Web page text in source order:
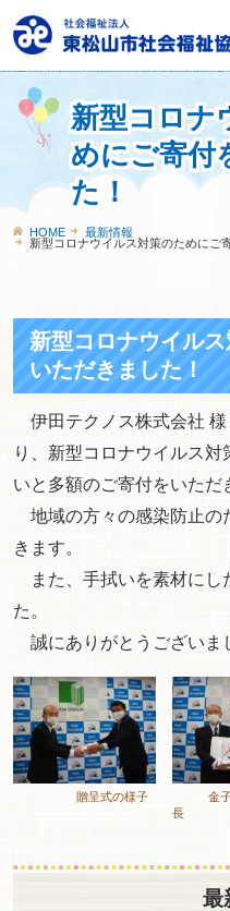
新型コロナ
めにご寄付
た！
HOME
最新情報
新型コロナウイルス対策のためにご
新型コロナウイル
いただきました！
伊田テクノス株式会社 様
り、新型コロナウイルス
いと多額のご寄付をいただ
地域の方々の感染防止の
きます。
また、手拭いを素材にし
た。
誠にありがとうございま
贈呈式の様子
金子
長
最